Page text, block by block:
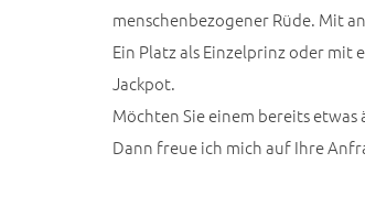
menschenbezogener Rüde. Mit
Ein Platz als Einzelprinz oder
Jackpot.
Möchten Sie einem bereits etwas
Dann freue ich mich auf Ihre